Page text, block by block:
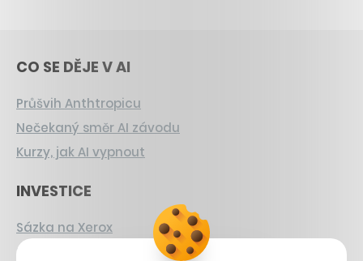
CO SE DĚJE V AI
Průšvih Anthtropicu
Nečekaný směr AI závodu
Kurzy, jak AI vypnout
INVESTICE
Sázka na Xerox
Strnad v Pirelli